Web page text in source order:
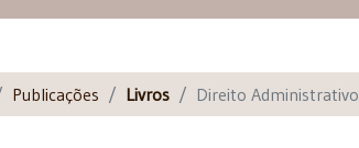
Publicações Livros Direito